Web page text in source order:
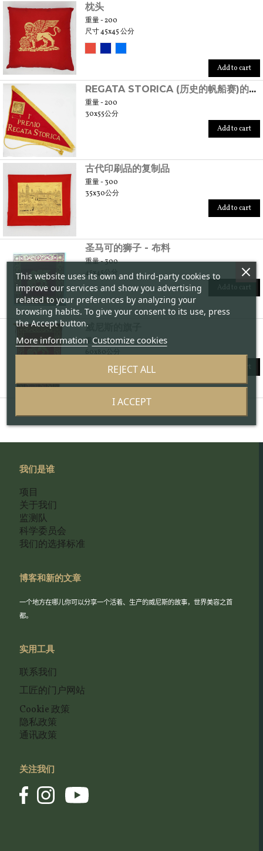
枕头
重量 - 200
尺寸 45x45 公分
Add to cart
REGATA STORICA (历史的帆船赛)的旗子
重量 - 200
30x55公分
Add to cart
古代印刷品的复制品
重量 - 300
35x30公分
Add to cart
圣马可的狮子 - 布料
重量 - 300
45x45公分
Add to cart
威尼斯的旗子
重量 - 800
Add to cart
我们是谁
项目
关于我们
监测队
科学委员会
我们的选择标准
博客和新的文章
一个地方在哪儿你可以分享一个活着、生产的威尼斯的故事，世界美容之首
都。
实用工具
联系我们
工匠的门户网站
Cookie 政策
隐私政策
通讯政策
关注我们
This website uses its own and third-party cookies to
improve our services and show you advertising
related to your preferences by analyzing your
browsing habits. To give your consent to its use, press
the Accept button.
More information Customize cookies
REJECT ALL
I ACCEPT